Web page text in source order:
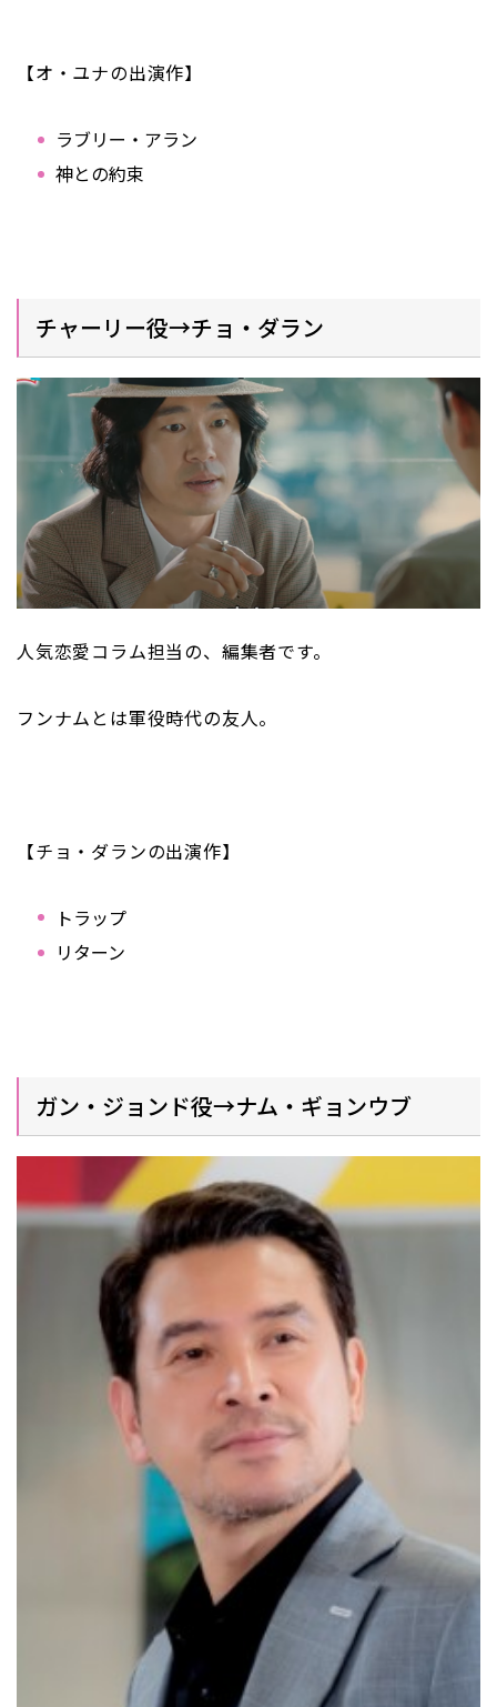
【オ・ユナの出演作】
ラブリー・アラン
神との約束
チャーリー役→チョ・ダラン
人気恋愛コラム担当の、編集者です。
フンナムとは軍役時代の友人。
【チョ・ダランの出演作】
トラップ
リターン
ガン・ジョンド役→ナム・ギョンウブ